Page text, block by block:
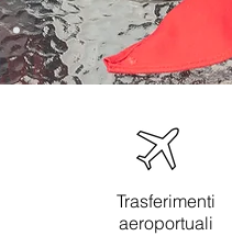
Trasferimenti
aeroportuali